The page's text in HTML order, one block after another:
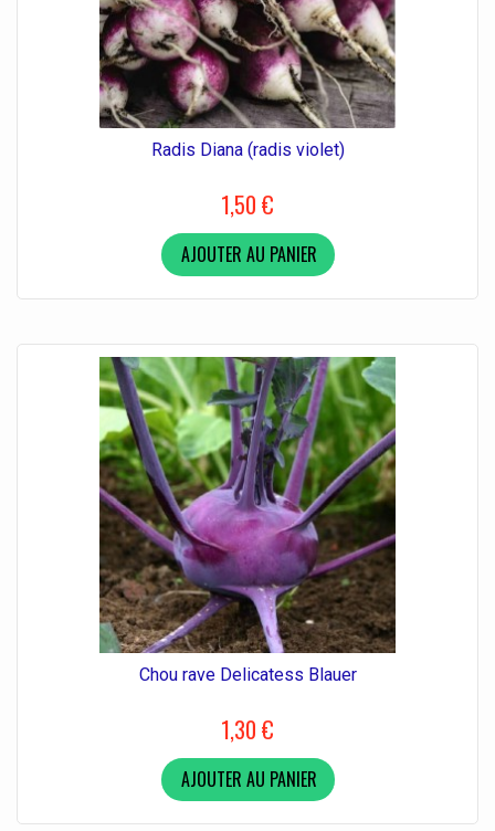
Radis Diana (radis violet)
1,50 €
AJOUTER AU PANIER
Chou rave Delicatess Blauer
1,30 €
AJOUTER AU PANIER